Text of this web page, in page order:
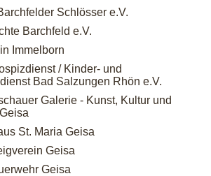
Schlösser e.V.
Barchfeld e.V.
Immelborn
/ Kinder- und
Bad Salzungen Rhön e.V.
Galerie - Kunst, Kultur und
St. Maria Geisa
Geisa
Geisa